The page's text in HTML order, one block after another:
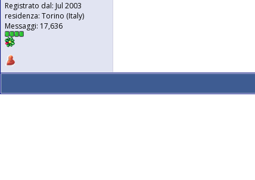
Registrato dal: Jul 2003
residenza: Torino (Italy)
Messaggi: 17,636